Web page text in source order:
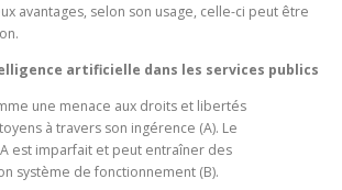
avantages, selon son usage, celle-ci peut être
artificielle dans les services publics
une menace aux droits et libertés
à travers son ingérence (A). Le
est imparfait et peut entraîner des
système de fonctionnement (B).